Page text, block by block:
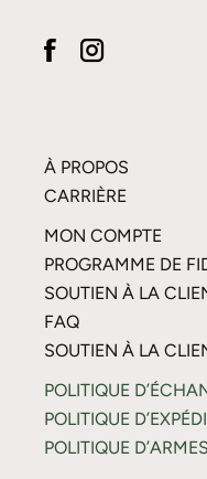
À PROPOS
CARRIÈRE
MON COMPTE
PROGRAMME DE
SOUTIEN À LA
FAQ
SOUTIEN À LA
POLITIQUE
POLITIQUE
POLITIQUE